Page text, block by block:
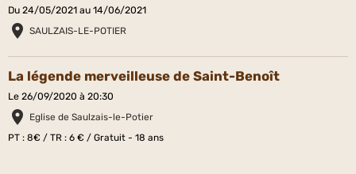
Du 24/05/2021 au 14/06/2021
SAULZAIS-LE-POTIER
La légende merveilleuse de Saint-Benoît
Le 26/09/2020 à 20:30
Eglise de Saulzais-le-Potier
PT : 8€ / TR : 6 € / Gratuit - 18 ans